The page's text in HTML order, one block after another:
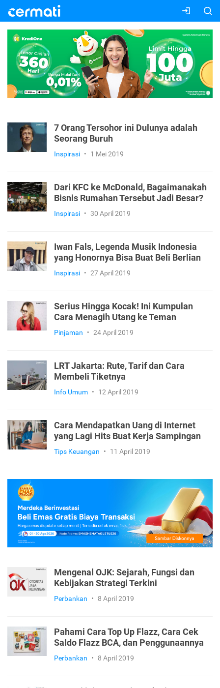
7 Orang Tersohor ini Dulunya adalah
Seorang Buruh
Inspirasi • 1 Mei 2019
Dari KFC ke McDonald, Bagaimanakah
Bisnis Rumahan Tersebut Jadi Besar?
Inspirasi • 30 April 2019
Iwan Fals, Legenda Musik Indonesia
yang Honornya Bisa Buat Beli Berlian
Inspirasi • 27 April 2019
Serius Hingga Kocak! Ini Kumpulan
Cara Menagih Utang ke Teman
Pinjaman • 24 April 2019
LRT Jakarta: Rute, Tarif dan Cara
Membeli Tiketnya
Info Umum • 12 April 2019
Cara Mendapatkan Uang di Internet
yang Lagi Hits Buat Kerja Sampingan
Tips Keuangan • 11 April 2019
Mengenal OJK: Sejarah, Fungsi dan
Kebijakan Strategi Terkini
Perbankan • 8 April 2019
Pahami Cara Top Up Flazz, Cara Cek
Saldo Flazz BCA, dan Penggunaannya
Perbankan • 8 April 2019